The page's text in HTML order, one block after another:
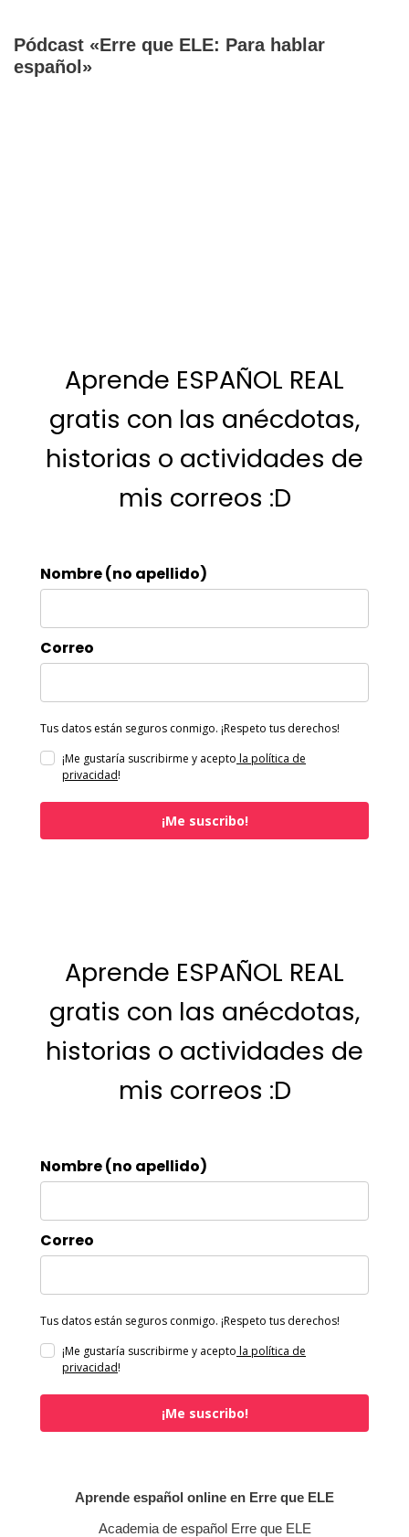
Pódcast «Erre que ELE: Para hablar
español»
Aprende ESPAÑOL REAL
gratis con las anécdotas,
historias o actividades de
mis correos :D
Nombre (no apellido)
Correo
Tus datos están seguros conmigo. ¡Respeto tus derechos!
¡Me gustaría suscribirme y acepto la política de
privacidad!
¡Me suscribo!
Aprende ESPAÑOL REAL
gratis con las anécdotas,
historias o actividades de
mis correos :D
Nombre (no apellido)
Correo
Tus datos están seguros conmigo. ¡Respeto tus derechos!
¡Me gustaría suscribirme y acepto la política de
privacidad!
¡Me suscribo!
Aprende español online en Erre que ELE
Academia de español Erre que ELE